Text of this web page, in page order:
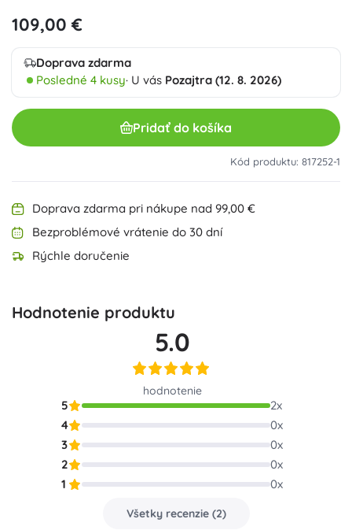
109,00 €
Doprava zdarma
Posledné 4 kusy· U vás Pozajtra (12. 8. 2026)
Pridať do košíka
Kód produktu: 817252-1
Doprava zdarma pri nákupe nad 99,00 €
Bezproblémové vrátenie do 30 dní
Rýchle doručenie
Hodnotenie produktu
5.0
hodnotenie
5 2x
4
0x
3
0x
2
0x
1
0x
Všetky recenzie(2)